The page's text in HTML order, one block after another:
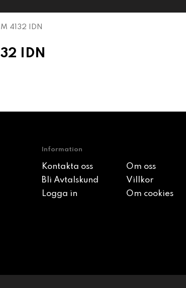
M 4132 IDN
IDN
Information
Kontakta oss
Om oss
Bli Avtalskund
Villkor
Logga in
Om cookies